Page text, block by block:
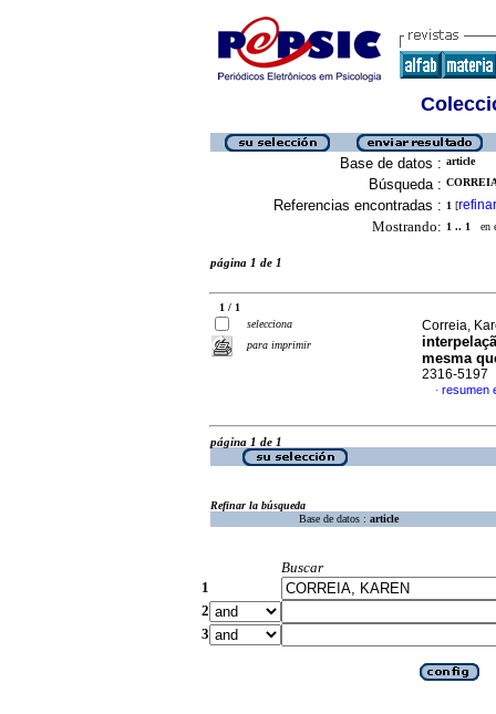
Base de datos : article
Búsqueda :
Referencias encontradas : 1 [refinar
Mostrando: 1 .. 1 en
página 1 de 1
1 / 1
selecciona
para imprimir
Correia,
mesma
2316-5197
· resumen
página 1 de 1
Refinar la búsqueda
Base de datos : article
Buscar
1
2
3